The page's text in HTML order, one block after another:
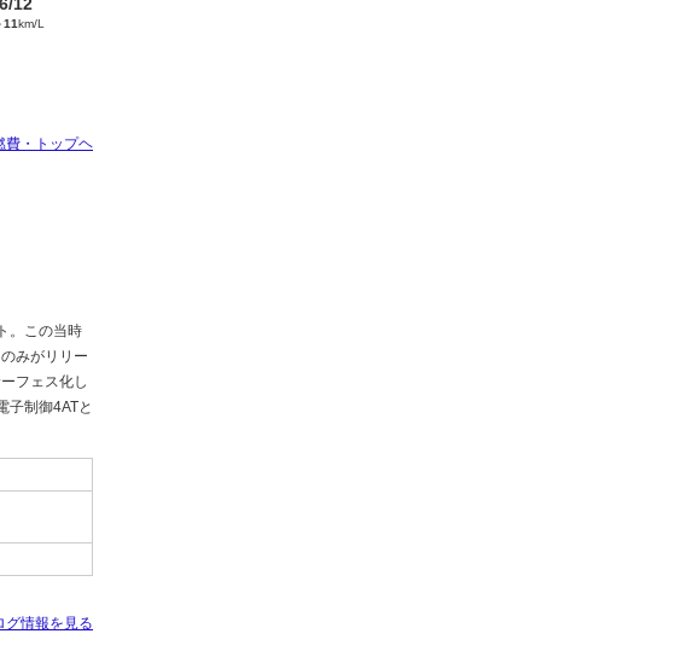
11km/L
費・トップヘ
。この当時
みがリリー
フェス化し
子制御4ATと
グ情報を見る